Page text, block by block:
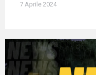
7 Aprile 2024